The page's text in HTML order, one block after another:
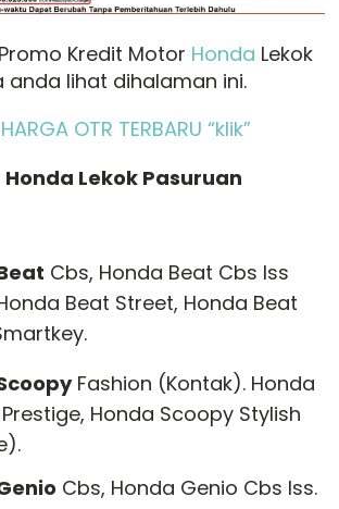
Kredit Motor Honda Lekok
anda lihat dihalaman ini.
OTR TERBARU “klik”
Lekok Pasuruan
Cbs, Honda Beat Cbs Iss
Beat Street, Honda Beat
Fashion (Kontak). Honda
Honda Scoopy Stylish
Cbs, Honda Genio Cbs Iss.